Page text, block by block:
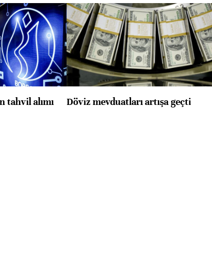
tahvil alımı
Döviz mevduatları artışa geçti